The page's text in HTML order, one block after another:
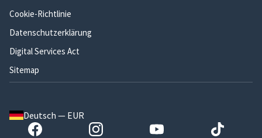
Cookie-Richtlinie
Datenschutzerklärung
Digital Services Act
Sitemap
Deutsch — EUR